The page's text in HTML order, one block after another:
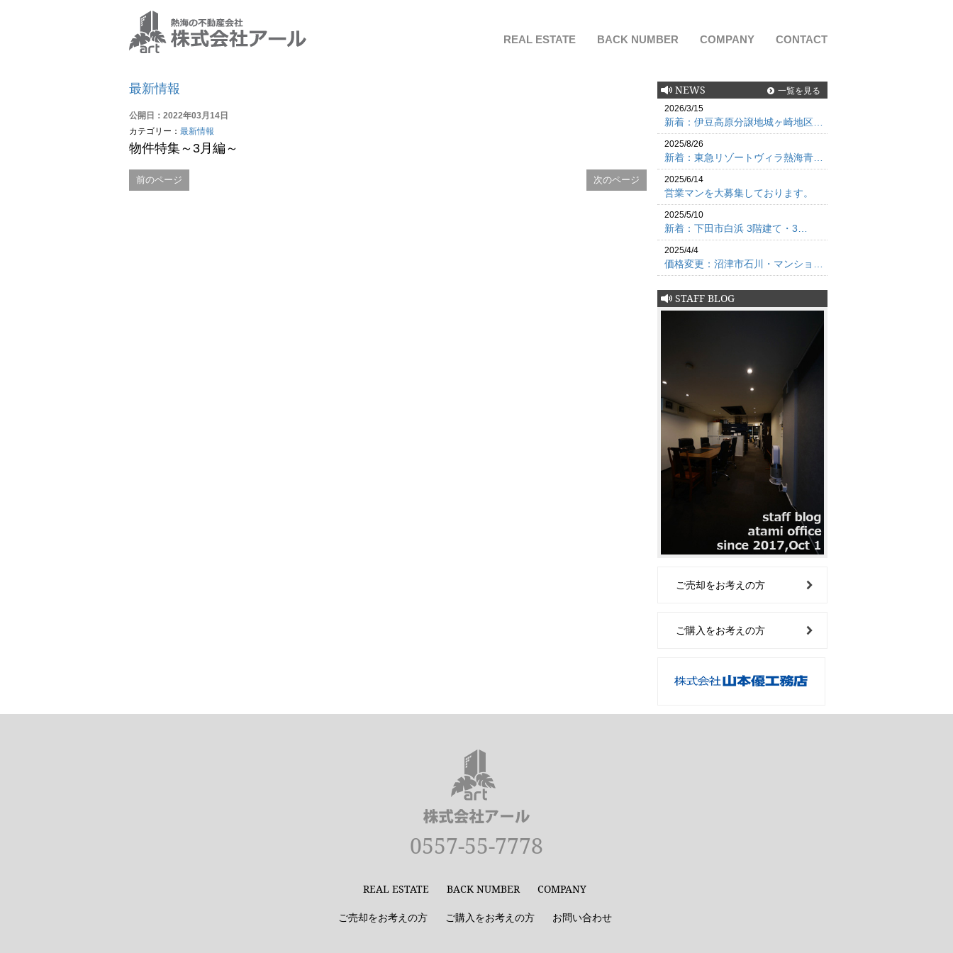
REAL ESTATE BACK NUMBER COMPANY CONTACT
最新情報
公開日：2022年03月14日
カテゴリー： 最新情報
物件特集～3月編～
前のページ 次のページ
NEWS 一覧を見る
2026/3/15
新着：伊豆高原分譲地城ヶ崎地区…
2025/8/26
新着：東急リゾートヴィラ熱海青…
2025/6/14
営業マンを大募集しております。
2025/5/10
新着：下田市白浜 3階建て・3…
2025/4/4
価格変更：沼津市石川・マンショ…
STAFF BLOG
ご売却をお考えの方
ご購入をお考えの方
0557-55-7778
REAL ESTATE BACK NUMBER COMPANY
ご売却をお考えの方 ご購入をお考えの方 お問い合わせ